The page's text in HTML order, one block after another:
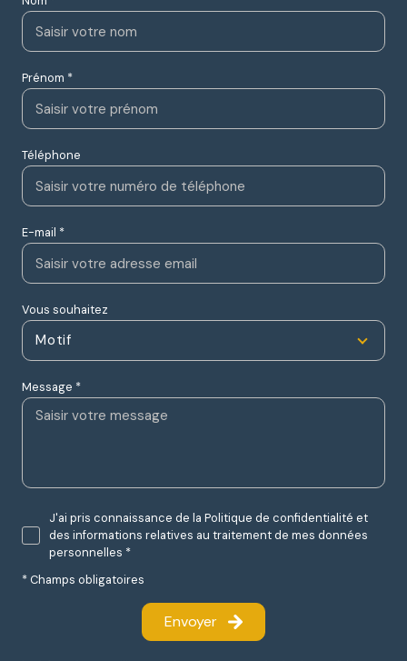
Prénom *
Téléphone
E-mail *
Vous souhaitez
Motif
Message *
J'ai pris connaissance de la Politique de confidentialité et
des informations relatives au traitement de mes données
personnelles *
* Champs obligatoires
Envoyer